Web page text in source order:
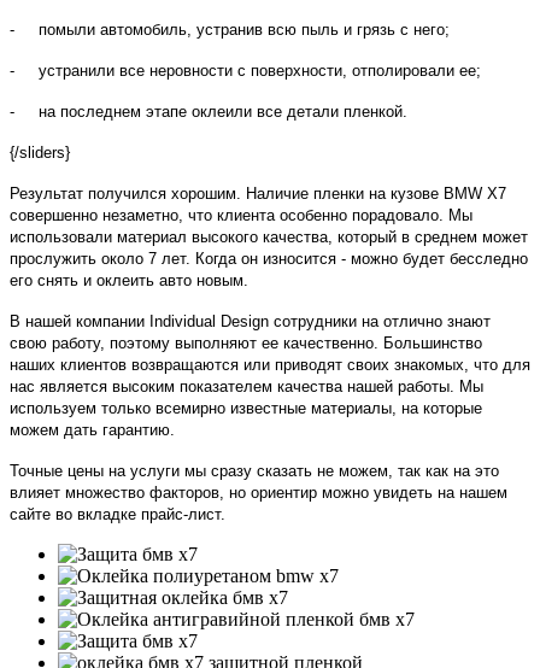
- помыли автомобиль, устранив всю пыль и грязь с него;
- устранили все неровности с поверхности, отполировали ее;
- на последнем этапе оклеили все детали пленкой.
{/sliders}
Результат получился хорошим. Наличие пленки на кузове BMW X7
совершенно незаметно, что клиента особенно порадовало. Мы
использовали материал высокого качества, который в среднем может
прослужить около 7 лет. Когда он износится - можно будет бесследно
его снять и оклеить авто новым.
В нашей компании Individual Design сотрудники на отлично знают
свою работу, поэтому выполняют ее качественно. Большинство
наших клиентов возвращаются или приводят своих знакомых, что для
нас является высоким показателем качества нашей работы. Мы
используем только всемирно известные материалы, на которые
можем дать гарантию.
Точные цены на услуги мы сразу сказать не можем, так как на это
влияет множество факторов, но ориентир можно увидеть на нашем
сайте во вкладке прайс-лист.